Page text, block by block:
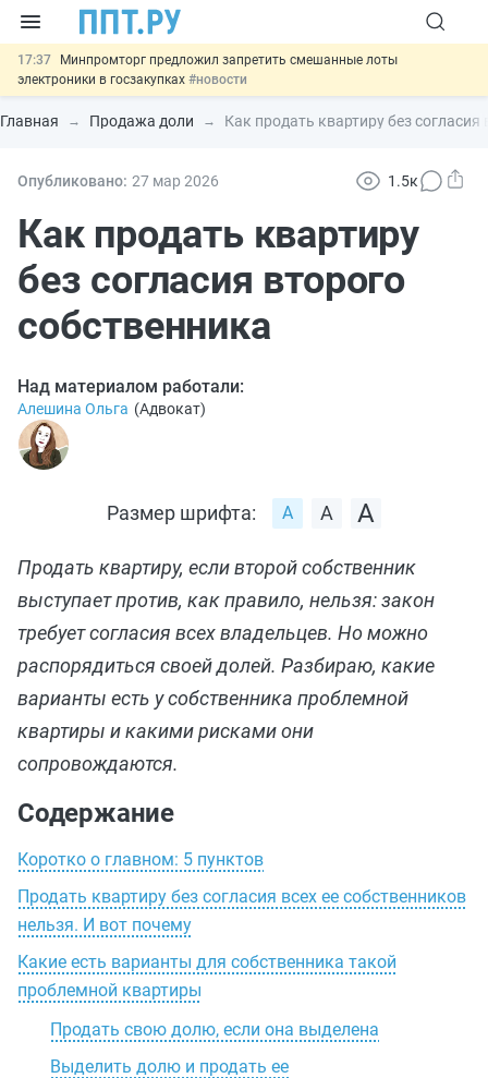
17:37
Минпромторг предложил запретить смешанные лоты
электроники в госзакупках #новости
17:13 Подписан указ об отмене спецрежима для вкладов физлиц из
недружественных стран#новости
15:51 МВД запускает автоматическое аннулирование патента
13:48
банковской гарантией #новости
Главная Продажа доли Как продать квартиру без согласия
Опубликовано: 27 мар 2026 1.5к
Как продать квартиру
без согласия второго
собственника
Над материалом работали:
Алешина Ольга (Адвокат)
Размер шрифта:
Продать квартиру, если второй собственник
выступает против, как правило, нельзя: закон
требует согласия всех владельцев. Но можно
распорядиться своей долей. Разбираю, какие
варианты есть у собственника проблемной
квартиры и какими рисками они
сопровождаются.
Содержание
Коротко о главном: 5 пунктов
Продать квартиру без согласия всех ее собственников
нельзя. И вот почему
Какие есть варианты для собственника такой
проблемной квартиры
Продать свою долю, если она выделена
Выделить долю и продать ее